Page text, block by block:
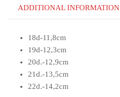
ADDITIONAL INFORMATION
18d-11,8cm
19d-12,3cm
20d.-12,9cm
21d.-13,5cm
22d.-14,2cm